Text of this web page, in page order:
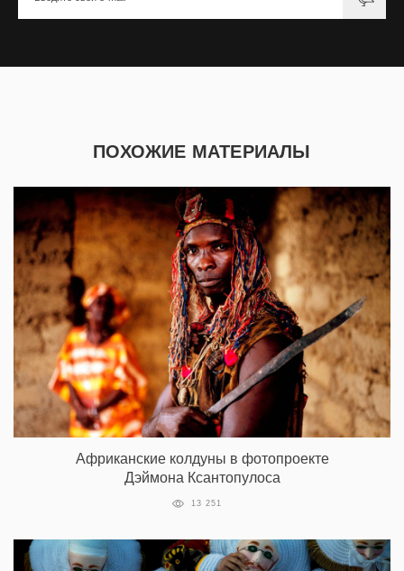
ПОХОЖИЕ МАТЕРИАЛЫ
Африканские колдуны в фотопроекте
Дэймона Ксантопулоса
13 251